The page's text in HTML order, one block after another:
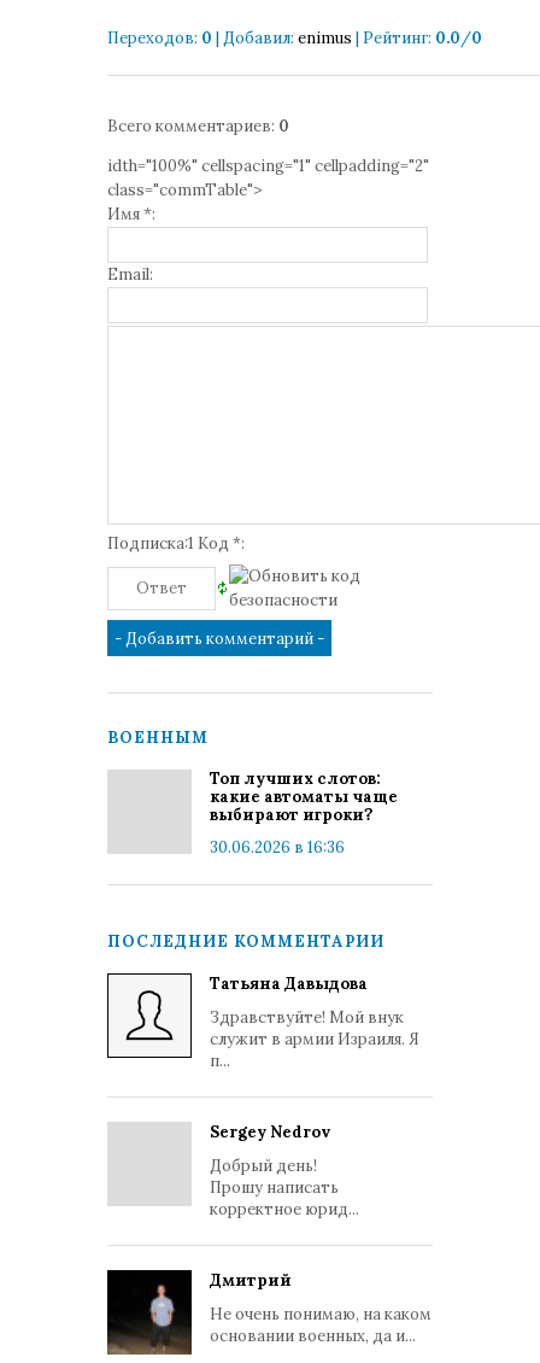
Переходов: 0 | Добавил: enimus | Рейтинг: 0.0/0
Всего комментариев: 0
idth="100%" cellspacing="1" cellpadding="2"
class="commTable">
Имя *:
Email:
Подписка:1 Код *:
ВОЕННЫМ
Топ лучших слотов:
какие автоматы чаще
выбирают игроки?
30.06.2026 в 16:36
ПОСЛЕДНИЕ КОММЕНТАРИИ
Татьяна Давыдова
Здравствуйте! Мой внук
служит в армии Израиля. Я
п...
Sergey Nedrov
Добрый день!
Прошу написать
корректное юрид...
Дмитрий
Не очень понимаю, на каком
основании военных, да и...